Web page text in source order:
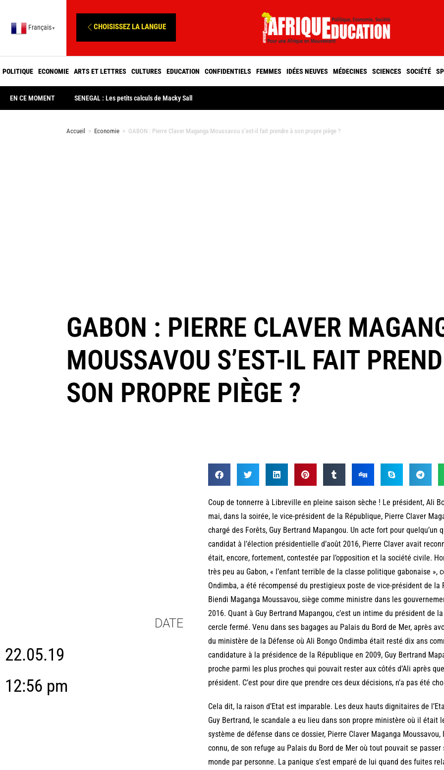
Français ▼ CHOISISSEZ LA LANGUE
POLITIQUE ECONOMIE ARTS ET LETTRES CULTURES EDUCATION CONFIDENTIELS FEMMES IDÉES NEUVES MÉDECINES SCIENCES SOCIÉTÉ
EN CE MOMENT SENEGAL : Les petits calculs de Macky Sall
Accueil > Economie > GABON : Pierre Claver Maganga Moussavou s’est-il fait prendre à son propre piège ?
GABON : PIERRE CLAVER
MOUSSAVOU S’EST-IL FAIT
SON PROPRE PIÈGE ?
DATE
22.05.19
12:56 pm
Coup de tonnerre à Libreville en pleine saison sèche ! Le président, Ali
mai, dans la soirée, le vice-président de la République, Pierre Claver
chargé des Forêts, Guy Bertrand Mapangou. Un acte fort pour quelqu’un
candidat à l’élection présidentielle d’août 2016, Pierre Claver avait
était, encore, fortement, contestée par l’opposition et la société civile.
très peu au Gabon, « l’enfant terrible de la classe politique gabonaise
Ondimba, a été récompensé du prestigieux poste de vice-président de la
Biendi Maganga Moussavou, siège comme ministre dans les
2016. Quant à Guy Bertrand Mapangou, c’est un intime du président de
cercle fermé. Venu dans ses bagages au Palais du Bord de Mer, après
du ministère de la Défense où Ali Bongo Ondimba était resté dix ans
candidature à la présidence de la République en 2009, Guy Bertrand
proche parmi les plus proches qui pouvait rester aux côtés d’Ali après
président. C’est pour dire que prendre ces deux décisions, n’a pas été
Cela dit, la raison d’Etat est imparable. Les deux hauts dignitaires de
Guy Bertrand, le scandale a eu lieu dans son propre ministère où il était
système de défense dans ce dossier, Pierre Claver Maganga
connu, de son refuge au Palais du Bord de Mer où tout pouvait se
monde par personne. La panique s’est emparé de lui quand des fuites